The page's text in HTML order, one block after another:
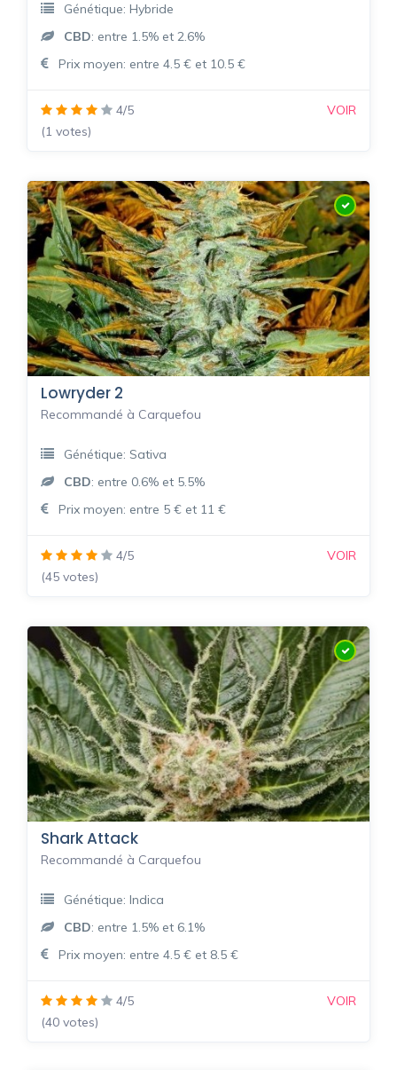
Génétique: Hybride
CBD: entre 1.5% et 2.6%
Prix moyen: entre 4.5 € et 10.5 €
4/5
(1 votes)
VOIR
Lowryder 2
Recommandé à Carquefou
Génétique: Sativa
CBD: entre 0.6% et 5.5%
Prix moyen: entre 5 € et 11 €
4/5
(45 votes)
VOIR
Shark Attack
Recommandé à Carquefou
Génétique: Indica
CBD: entre 1.5% et 6.1%
Prix moyen: entre 4.5 € et 8.5 €
4/5
(40 votes)
VOIR